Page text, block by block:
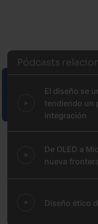
Pódcasts
El diseño se
tendiendo un
integración
De OLED a
nueva
Diseño ético